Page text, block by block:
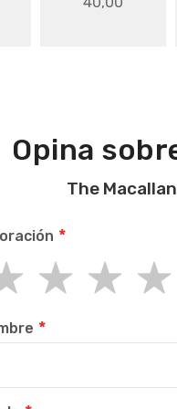
Opina
The